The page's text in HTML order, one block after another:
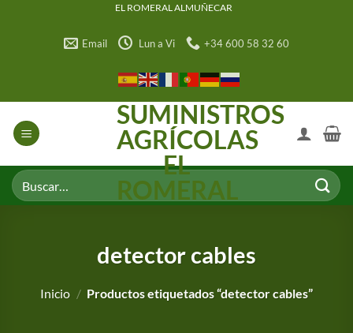
EL ROMERAL ALMUÑECAR
Email Lun a Vi +34 600 58 32 60
SUMINISTROS
AGRÍCOLAS
EL
ROMERAL
Buscar
por:
detector cables
Inicio / Productos etiquetados “detector cables”